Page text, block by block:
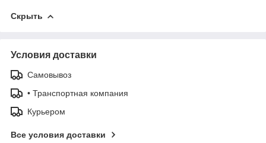
Скрыть
Условия доставки
Самовывоз
• Транспортная компания
Курьером
Все условия доставки